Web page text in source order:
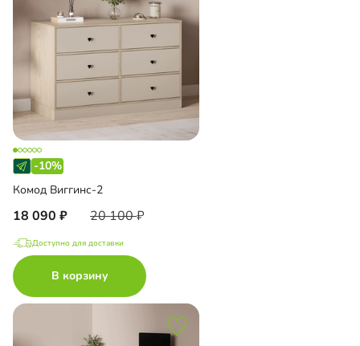
-10%
Комод Виггинс-2
18 090 20 100
Доступно для доставки
В корзину